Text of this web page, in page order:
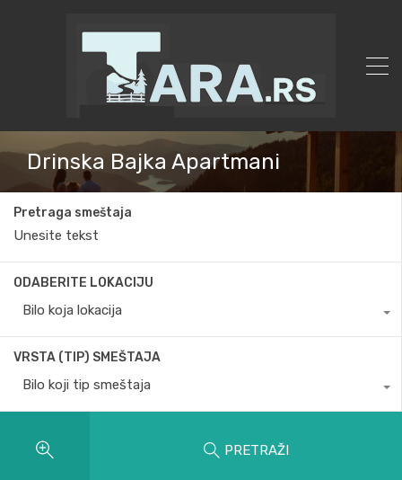
Drinska Bajka Apartmani
Pretraga smeštaja
ODABERITE LOKACIJU
Bilo koja lokacija
VRSTA (TIP) SMEŠTAJA
Bilo koji tip smeštaja
PRETRAŽI